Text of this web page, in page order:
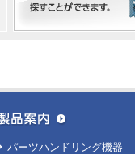
パーツハンドリング機器